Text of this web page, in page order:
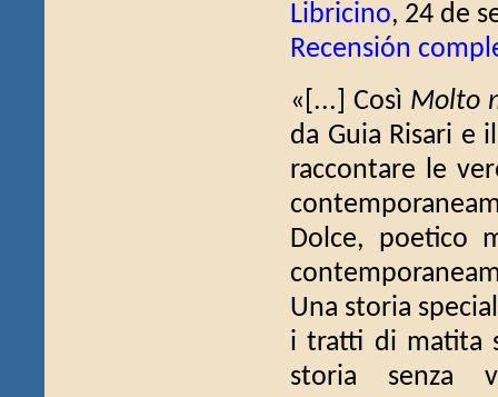
Libricino, 24 de
Recensión
«[...] Così Molto
da Guia Risari e
raccontare le
Dolce, poetico
Una storia
i tratti di matita
storia senza